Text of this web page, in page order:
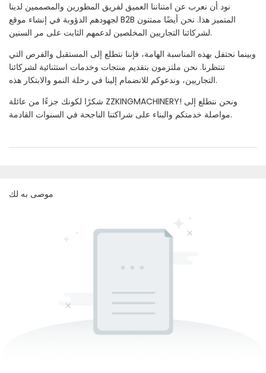
نود أن نعرب عن امتناننا العميق لفريق المطورين والمصممين لدينا
لجهودهم الدؤوبة في إنشاء موقع B2B المتميز هذا. نحن أيضًا ممتنون
لشركائنا التجاريين المخلصين لدعمهم الثابت على مر السنين.
وبينما نحتفل بهذه المناسبة الهامة، فإننا نتطلع إلى المستقبل والفرص التي
تنتظرنا. نحن ملتزمون بتقديم منتجات وخدمات استثنائية لشركائنا
التجاريين، وندعوكم للانضمام إلينا في رحلة النمو والابتكار هذه.
شكرًا لكونك جزءًا من عائلة ZZKINGMACHINERY! ونحن نتطلع إلى
مواصلة خدمتكم والبناء على شراكتنا الناجحة في السنوات القادمة.
موصى به لك